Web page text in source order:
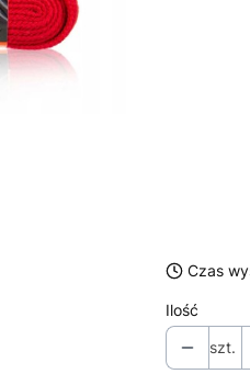
Czas
Ilość
szt.